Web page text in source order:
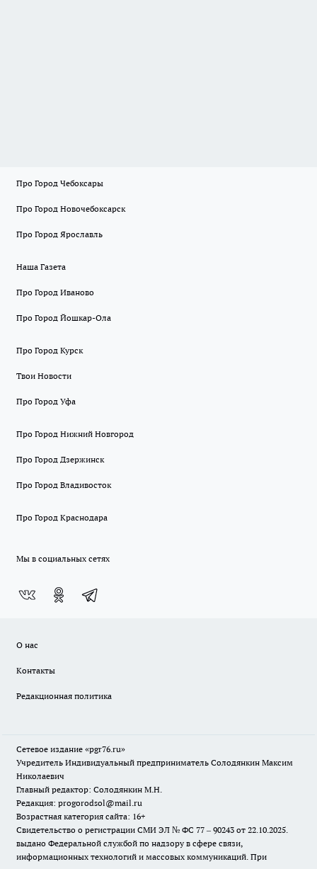
Про Город Чебоксары
Про Город Новочебоксарск
Про Город Ярославль
Наша Газета
Про Город Иваново
Про Город Йошкар-Ола
Про Город Курск
Твои Новости
Про Город Уфа
Про Город Нижний Новгород
Про Город Дзержинск
Про Город Владивосток
Про Город Краснодара
Мы в социальных сетях
О нас
Контакты
Редакционная политика
Сетевое издание «pgr76.ru»
Учредитель Индивидуальный предприниматель Солодянкин Максим
Николаевич
Главный редактор: Солодянкин М.Н.
Редакция: progorodsol@mail.ru
Возрастная категория сайта: 16+
Свидетельство о регистрации СМИ ЭЛ № ФС 77 – 90243 от 22.10.2025.
выдано Федеральной службой по надзору в сфере связи,
информационных технологий и массовых коммуникаций. При